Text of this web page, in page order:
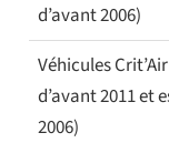
d’avant 2006)
Véhicules
d’avant 2011 et
2006)